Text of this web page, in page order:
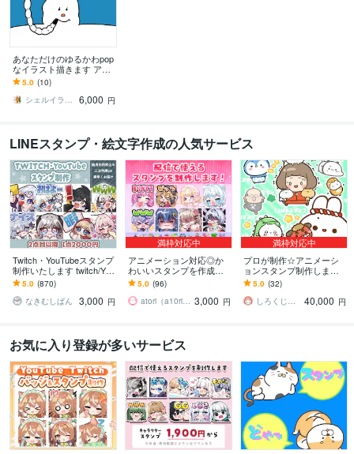
あなただけのゆるかわpop
なイラスト描きます アイ
コン・ロゴ・グッズ・プ
レゼントにも◎
5.0 (10)
シェルイラストレーション
6,000 円
LINEスタンプ・絵文字作成の人気サービス
Twitch・YouTubeスタンプ
制作いたします twitch/You
Tube/tiktok配信用スタンプ
制作
5.0 (870)
なきむしぱん
3,000 円
満枠対応中
アニメーション対応◎か
わいいスタンプを作成し
ます 企業実績多数有！Yo
uTube・Twitch・TikTok☆
5.0 (96)
atori（a10ri_p） 3,000 円
満枠対応中
プロが制作☆アニメーシ
ョンスタンプ制作します L
INE、YouTube、Twitch用
アニメスタンプ制作☆
5.0 (32)
しろくじらプラスし
40,000 円
お気に入り登録が多いサービス